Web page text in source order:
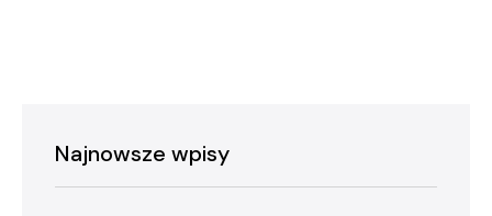
Najnowsze wpisy